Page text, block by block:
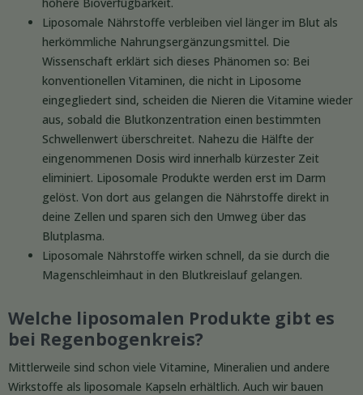
Liposomale Nährstoffe verbleiben viel länger im Blut als
herkömmliche Nahrungsergänzungsmittel. Die
Wissenschaft erklärt sich dieses Phänomen so: Bei
konventionellen Vitaminen, die nicht in Liposome
eingegliedert sind, scheiden die Nieren die Vitamine wieder
aus, sobald die Blutkonzentration einen bestimmten
Schwellenwert überschreitet. Nahezu die Hälfte der
eingenommenen Dosis wird innerhalb kürzester Zeit
eliminiert. Liposomale Produkte werden erst im Darm
gelöst. Von dort aus gelangen die Nährstoffe direkt in
deine Zellen und sparen sich den Umweg über das
Blutplasma.
Liposomale Nährstoffe wirken schnell, da sie durch die
Magenschleimhaut in den Blutkreislauf gelangen.
Welche liposomalen Produkte gibt es
bei Regenbogenkreis?
Mittlerweile sind schon viele Vitamine, Mineralien und andere
Wirkstoffe als liposomale Kapseln erhältlich. Auch wir bauen